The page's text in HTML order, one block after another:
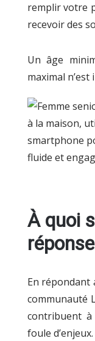
remplir votre
recevoir des
Un âge
maximal n’est
À quoi
En répondant
communauté
contribuent
foule d’enjeux.